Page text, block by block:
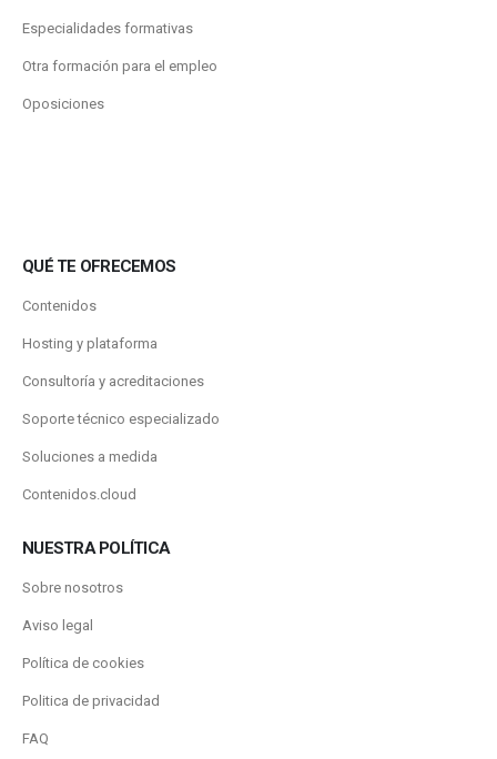
Especialidades formativas
Otra formación para el empleo
Oposiciones
QUÉ TE OFRECEMOS
Contenidos
Hosting y plataforma
Consultoría y acreditaciones
Soporte técnico especializado
Soluciones a medida
Contenidos.cloud
NUESTRA POLÍTICA
Sobre nosotros
Aviso legal
Política de cookies
Politica de privacidad
FAQ